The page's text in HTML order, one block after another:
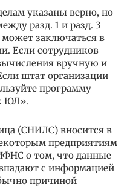
указаны верно, но
разд. 1 и разд. 3
заключаться в
Если сотрудников
вручную и
штат организации
программу
ЮЛ».
(СНИЛС) вносится в
предприятиям
о том, что данные
с информацией
причиной